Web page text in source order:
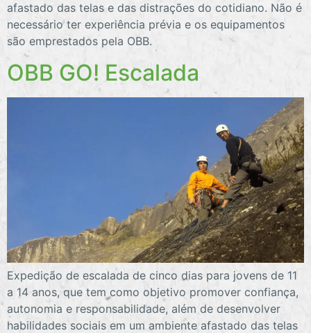
afastado das telas e das distrações do cotidiano. Não é
necessário ter experiência prévia e os equipamentos
são emprestados pela OBB.
OBB GO! Escalada
Expedição de escalada de cinco dias para jovens de 11
a 14 anos, que tem como objetivo promover confiança,
autonomia e responsabilidade, além de desenvolver
habilidades sociais em um ambiente afastado das telas